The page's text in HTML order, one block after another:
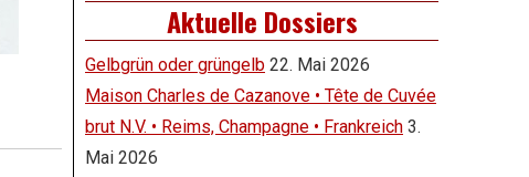
Aktuelle Dossiers
Gelbgrün oder grüngelb 22. Mai 2026
Maison Charles de Cazanove • Tête de Cuvée
brut N.V. • Reims, Champagne • Frankreich 3.
Mai 2026